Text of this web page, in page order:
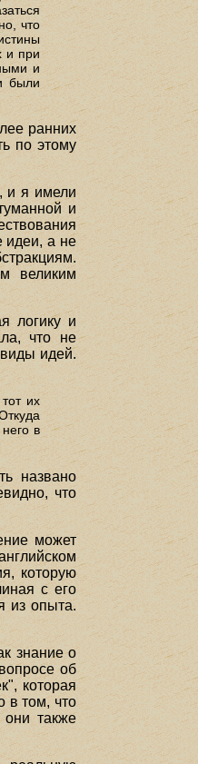
что
и при
и
были
ранних
по этому
и я имели
и
идеи, а не
великим
логику и
что не
идей.
их
в
названо
что
может
которую
с его
из опыта.
знание о
об
которая
в том, что
также